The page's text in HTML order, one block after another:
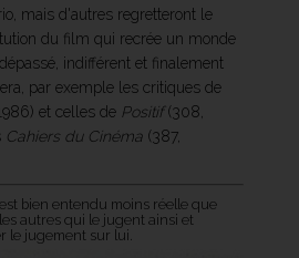
mais d'autres regretteront le
du film qui recrée un monde
indifférent et finalement
par exemple les critiques de
et celles de Positif(308,
Cahiers du Cinéma (387,
bien entendu moins réelle que
autres qui le jugent ainsi et
le jugement sur lui.